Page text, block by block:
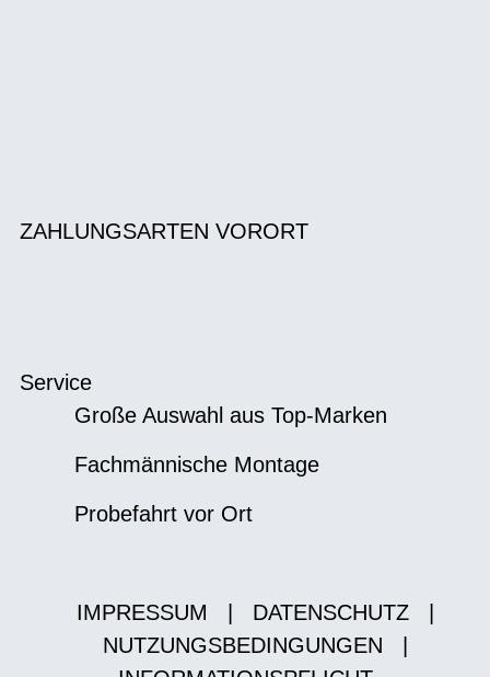
ZAHLUNGSARTEN VORORT
Service
Große Auswahl aus Top-Marken
Fachmännische Montage
Probefahrt vor Ort
IMPRESSUM DATENSCHUTZ
NUTZUNGSBEDINGUNGEN